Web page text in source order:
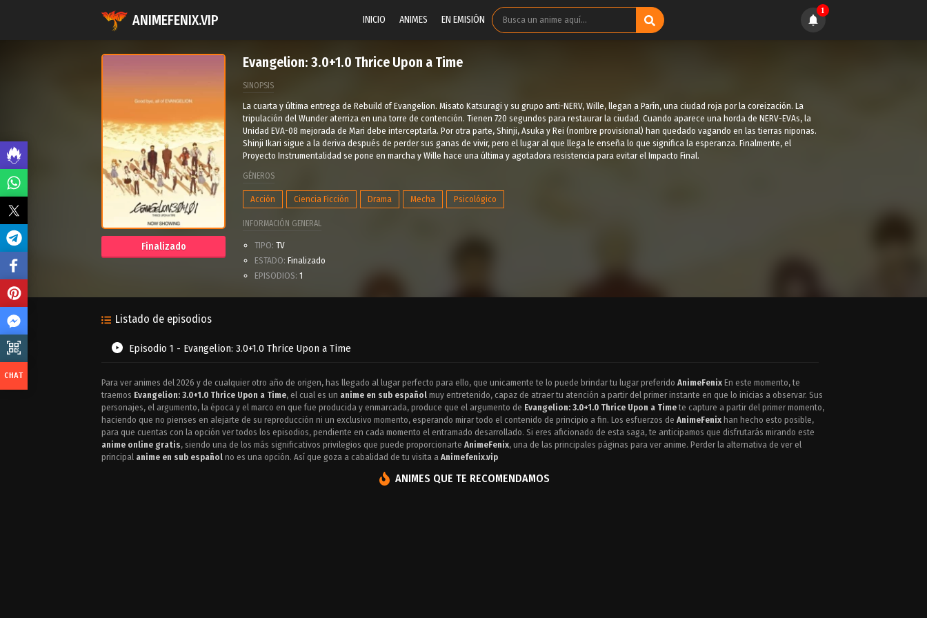
ANIMEFENIX.VIP INICIO ANIMES EN EMISIÓN
1
Finalizado
Evangelion: 3.0+1.0 Thrice Upon a Time
SINOPSIS
La cuarta y última entrega de Rebuild of Evangelion. Misato Katsuragi y su grupo anti-NERV, Wille, llegan a Parín, una ciudad roja por la coreización. La
tripulación del Wunder aterriza en una torre de contención. Tienen 720 segundos para restaurar la ciudad. Cuando aparece una horda de NERV-EVAs, la
Unidad EVA-08 mejorada de Mari debe interceptarla. Por otra parte, Shinji, Asuka y Rei (nombre provisional) han quedado vagando en las tierras niponas.
Shinji Ikari sigue a la deriva después de perder sus ganas de vivir, pero el lugar al que llega le enseña lo que significa la esperanza. Finalmente, el
Proyecto Instrumentalidad se pone en marcha y Wille hace una última y agotadora resistencia para evitar el Impacto Final.
GÉNEROS
Acción Ciencia Ficción Drama Mecha Psicológico
INFORMACIÓN GENERAL
TIPO: TV
ESTADO: Finalizado
EPISODIOS: 1
Listado de episodios
Episodio 1 - Evangelion: 3.0+1.0 Thrice Upon a Time
Para ver animes del 2026 y de cualquier otro año de origen, has llegado al lugar perfecto para ello, que unicamente te lo puede brindar tu lugar preferido AnimeFenix En este momento, te
traemos Evangelion: 3.0+1.0 Thrice Upon a Time, el cual es un anime en sub español muy entretenido, capaz de atraer tu atención a partir del primer instante en que lo inicias a observar. Sus
personajes, el argumento, la época y el marco en que fue producida y enmarcada, produce que el argumento de Evangelion: 3.0+1.0 Thrice Upon a Time te capture a partir del primer momento,
haciendo que no pienses en alejarte de su reproducción ni un exclusivo momento, esperando mirar todo el contenido de principio a fin. Los esfuerzos de AnimeFenix han hecho esto posible,
para que cuentas con la opción ver todos los episodios, pendiente en cada momento el entramado desarrollado. Si eres aficionado de esta saga, te anticipamos que disfrutarás mirando este
anime online gratis, siendo una de los más significativos privilegios que puede proporcionarte AnimeFenix, una de las principales páginas para ver anime. Perder la alternativa de ver el
principal anime en sub español no es una opción. Así que goza a cabalidad de tu visita a Animefenix.vip
ANIMES QUE TE RECOMENDAMOS